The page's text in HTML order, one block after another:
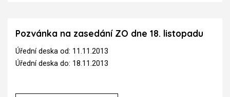
Pozvánka na zasedání ZO dne 18. listopadu
Úřední deska od: 11.11.2013
Úřední deska do: 18.11.2013